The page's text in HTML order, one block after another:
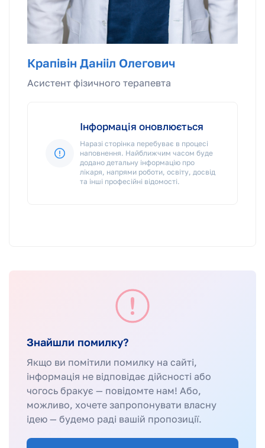
Крапівін Данііл Олегович
Асистент фізичного терапевта
Інформація оновлюється
Наразі сторінка перебуває в процесі
наповнення. Найближчим часом буде
додано детальну інформацію про
лікаря, напрями роботи, освіту, досвід
та інші професійні відомості.
Знайшли помилку?
Якщо ви помітили помилку на сайті,
інформація не відповідає дійсності або
чогось бракує — повідомте нам! Або,
можливо, хочете запропонувати власну
ідею — будемо раді вашій пропозиції.